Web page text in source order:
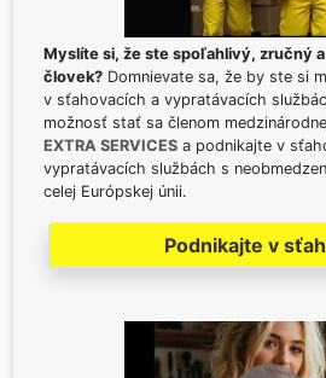
Myslíte si, že ste spoľahlivý, zručný
človek? Domnievate sa, že by ste si
v sťahovacích a vypratávacích
možnosť stať sa členom
EXTRA SERVICES a podnikajte v
vypratávacích službách s
celej Európskej únii.
Podnikajte v